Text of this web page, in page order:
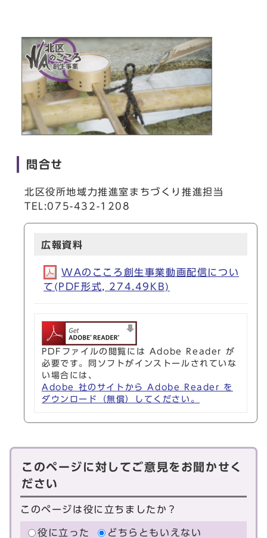
問合せ
北区役所地域力推進室まちづくり推進担当
TEL:075-432-1208
広報資料
WAのこころ創生事業動画配信につい
て(PDF形式, 274.49KB)
PDFファイルの閲覧には Adobe Reader が
必要です。同ソフトがインストールされていな
い場合には、
Adobe 社のサイトから Adobe Reader を
ダウンロード（無償）してください。
このページに対してご意見をお聞かせく
ださい
このページは役に立ちましたか？
役に立った どちらともいえない